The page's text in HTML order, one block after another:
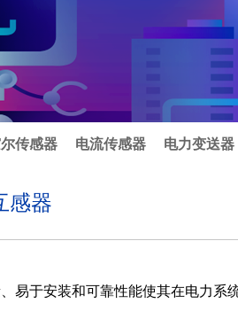
传感器 电流传感器 电力变送器
感器
易于安装和可靠性能使其在电力系